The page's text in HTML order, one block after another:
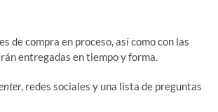
de compra en proceso, así como con las
entregadas en tiempo y forma.
, redes sociales y una lista de preguntas